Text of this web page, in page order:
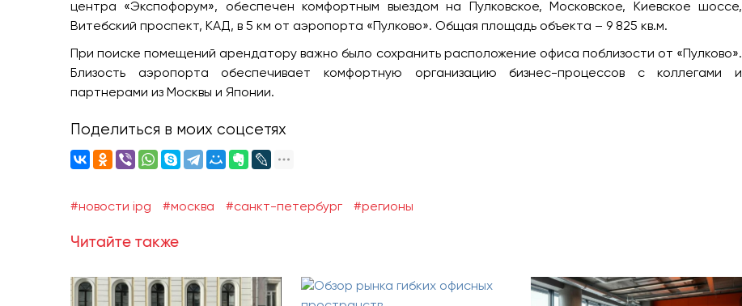
центра «Экспофорум», обеспечен комфортным выездом на Пулковское, Московское, Киевское шоссе,
Витебский проспект, КАД, в 5 км от аэропорта «Пулково». Общая площадь объекта – 9 825 кв.м.
При поиске помещений арендатору важно было сохранить расположение офиса поблизости от «Пулково».
Близость аэропорта обеспечивает комфортную организацию бизнес-процессов с коллегами и
партнерами из Москвы и Японии.
Поделиться в моих соцсетях
#новости ipg #москва #санкт-петербург #регионы
Читайте также